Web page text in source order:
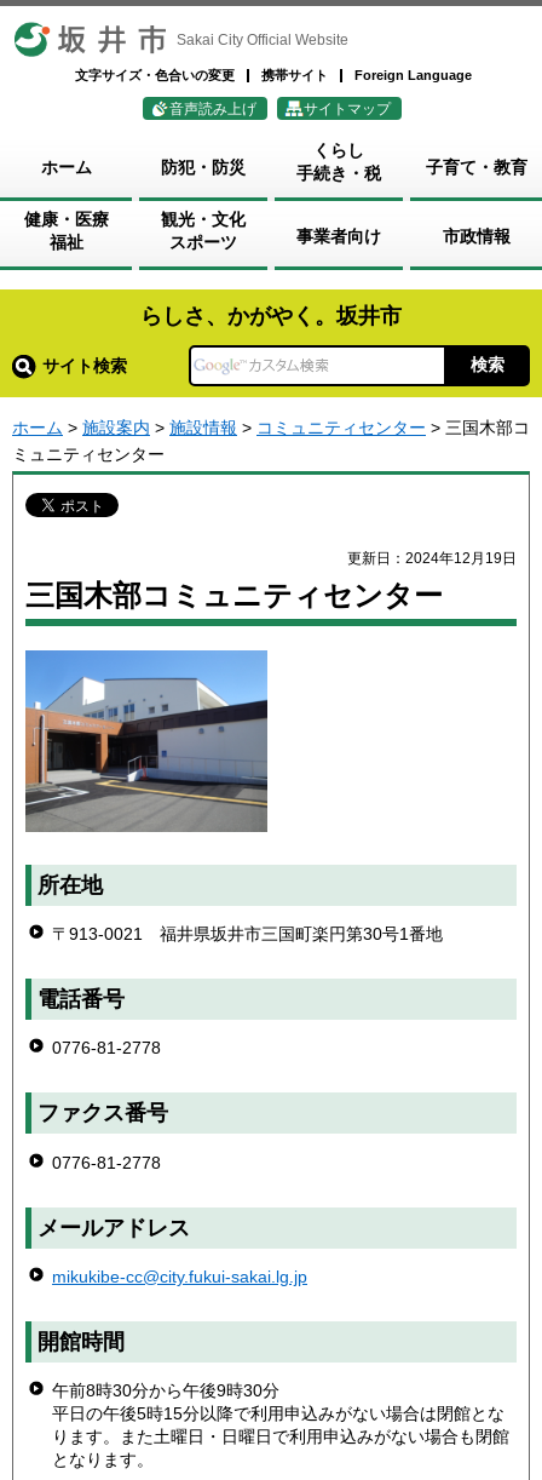
坂井市 Sakai City Official Website
文字サイズ・色合いの変更 携帯サイト Foreign Language
音声読み上げ サイトマップ
ホーム 防犯・防災
くらし
手続き・税
子育て・教育
健康・医療
福祉
観光・文化
スポーツ
事業者向け 市政情報
らしさ、かがやく。坂井市
サイト検索
ホーム > 施設案内 > 施設情報 > コミュニティセンター > 三国木部コ
ミュニティセンター
更新日：2024年12月19日
三国木部コミュニティセンター
所在地
〒913-0021 福井県坂井市三国町楽円第30号1番地
電話番号
0776-81-2778
ファクス番号
0776-81-2778
メールアドレス
mikukibe-cc@city.fukui-sakai.lg.jp
開館時間
午前8時30分から午後9時30分
平日の午後5時15分以降で利用申込みがない場合は閉館とな
ります。また土曜日・日曜日で利用申込みがない場合も閉館
となります。